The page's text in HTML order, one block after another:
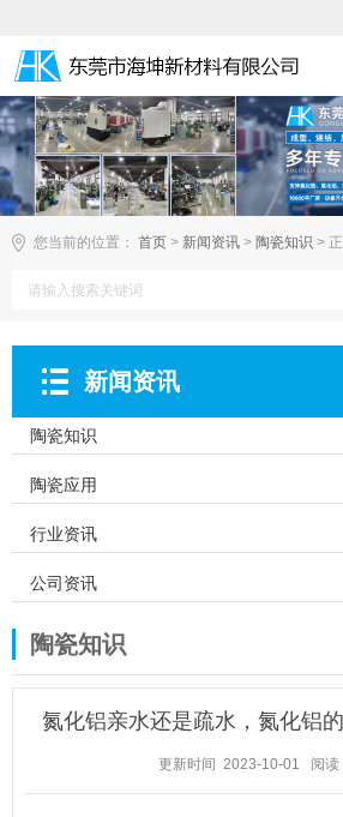
您当前的位置： 首页 > 新闻资讯 > 陶瓷知识 >
新闻资讯
陶瓷知识
陶瓷应用
行业资讯
公司资讯
陶瓷知识
氮化铝亲水还是疏水，氮化铝
更新时间 2023-10-01 阅读